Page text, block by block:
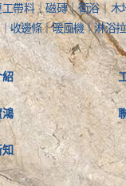
帶料｜磁磚｜衛浴｜木
收邊條｜暖風機｜淋浴
紹
鴻
知